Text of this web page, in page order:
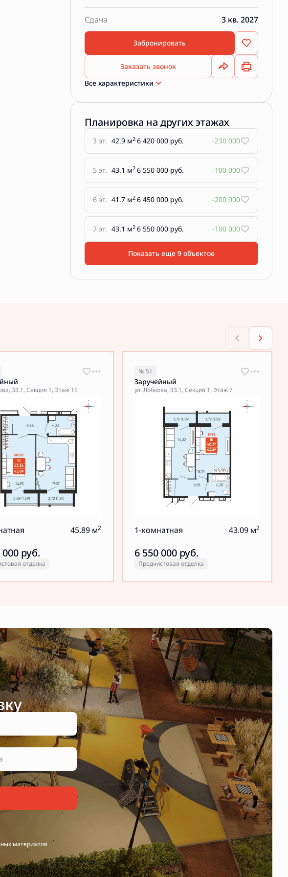
Сдача 3 кв. 2027
Забронировать
Заказать звонок
Все характеристики
Планировка на других этажах
3 эт. 42.9 м2 6 420 000 руб. -230 000
5 эт. 43.1 м2 6 550 000 руб. -100 000
6 эт. 41.7 м2 6 450 000 руб. -200 000
7 эт. 43.1 м2 6 550 000 руб. -100 000
Показать еще 9 объектов
33.1, Секция 1, Этаж 15
45.89 м2
000 руб.
отделка
№ 51
Заручейный
ул. Лобкова, 33.1, Секция 1, Этаж 7
1-комнатная 43.09 м2
6 550 000 руб.
Предчистовая отделка
материалов